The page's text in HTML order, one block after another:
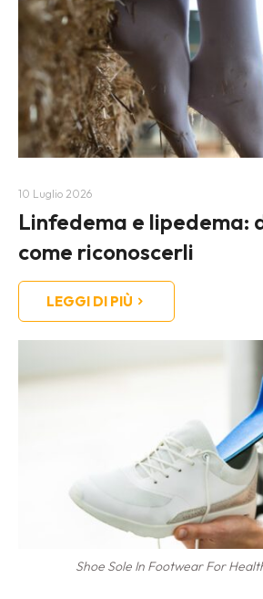
10 Luglio 2026
Linfedema e lipedema:
come riconoscerli
LEGGI DI PIÙ
Shoe Sole In Footwear For